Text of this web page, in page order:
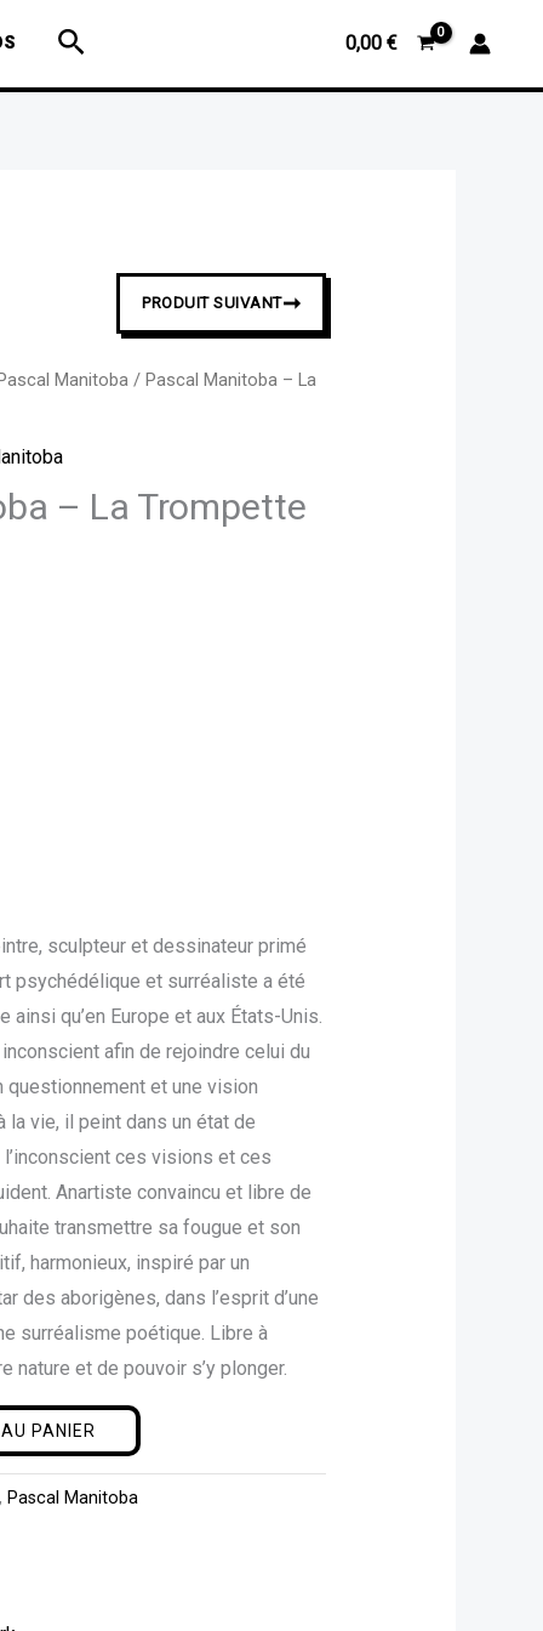
Rechercher 0,00 €
PRODUIT SUIVANT➞
Manitoba / Pascal Manitoba – La
– La Trompette
sculpteur et dessinateur primé
psychédélique et surréaliste a été
ainsi qu’en Europe et aux États-Unis.
afin de rejoindre celui du
questionnement et une vision
la vie, il peint dans un état de
ces visions et ces
Anartiste convaincu et libre de
transmettre sa fougue et son
harmonieux, inspiré par un
des aborigènes, dans l’esprit d’une
surréalisme poétique. Libre à
nature et de pouvoir s’y plonger.
PANIER
, Pascal Manitoba